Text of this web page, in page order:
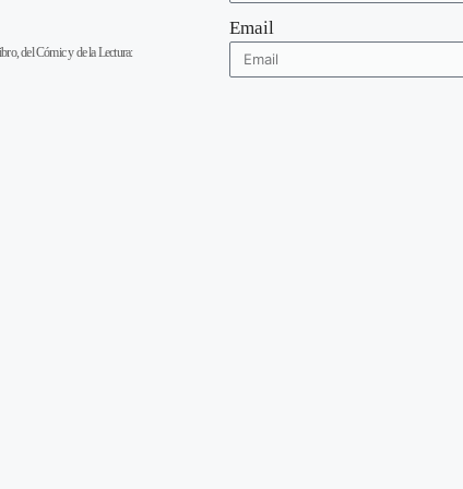
del Cómic y de la Lectura:
Email